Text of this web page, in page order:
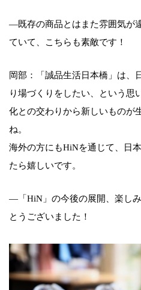
—既存の商品とはまた雰囲気が
ていて、こちらも素敵です！
岡部：「誠品生活日本橋」は、
り場づくりをしたい、という思
化との交わりから新しいものが
ね。
海外の方にもHiNを通じて、日
たら嬉しいです。
—「HiN」の今後の展開、楽し
とうございました！